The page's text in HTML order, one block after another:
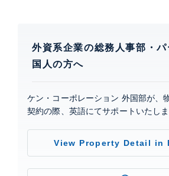
外資系企業の総務人事部・
国人の方へ
ケン・コーポレーション 外国部が、
契約の際、英語にてサポートいたしま
View Property Detail in